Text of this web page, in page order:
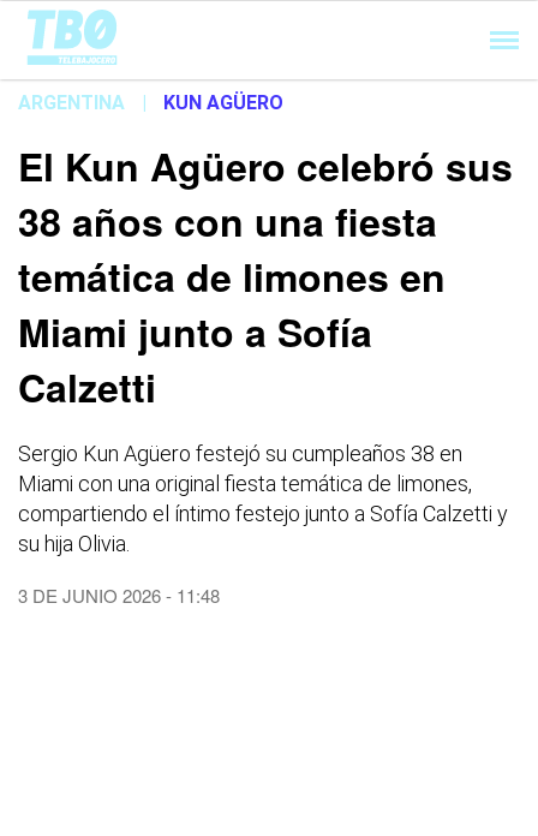
Cargando...
ARGENTINA | KUN AGÜERO
El Kun Agüero celebró sus
38 años con una fiesta
temática de limones en
Miami junto a Sofía
Calzetti
Sergio Kun Agüero festejó su cumpleaños 38 en
Miami con una original fiesta temática de limones,
compartiendo el íntimo festejo junto a Sofía Calzetti y
su hija Olivia.
3 DE JUNIO 2026 - 11:48